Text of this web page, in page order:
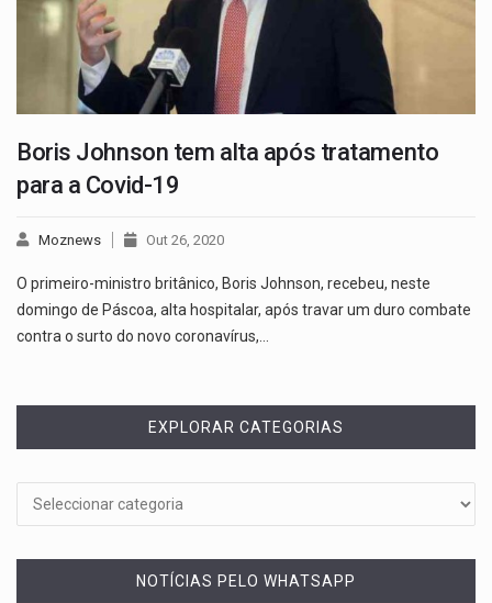
Boris Johnson tem alta após tratamento
para a Covid-19
Moznews Out 26, 2020
O primeiro-ministro britânico, Boris Johnson, recebeu, neste
domingo de Páscoa, alta hospitalar, após travar um duro combate
contra o surto do novo coronavírus,…
EXPLORAR CATEGORIAS
NOTÍCIAS PELO WHATSAPP